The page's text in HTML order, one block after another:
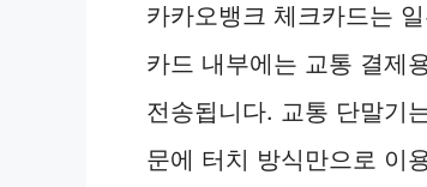
카카오뱅크 체크카드는
카드 내부에는 교통 결제
전송됩니다. 교통 단말기
문에 터치 방식만으로 이